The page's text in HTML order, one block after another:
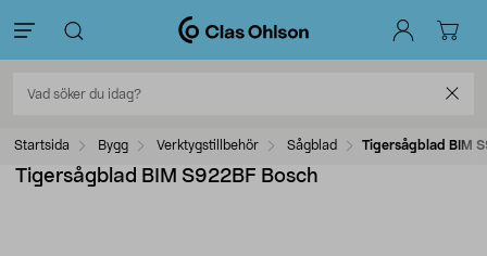
Startsida Bygg Verktygstillbehör Sågblad Tigersågblad BIM
Tigersågblad BIM S922BF Bosch